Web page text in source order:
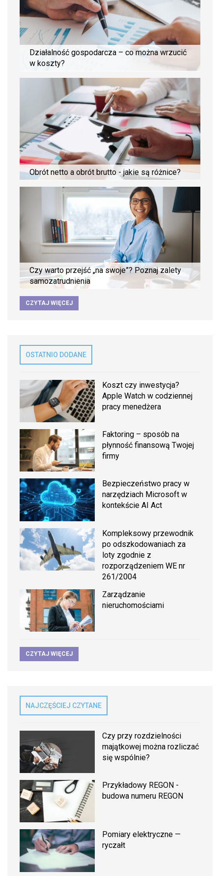
Działalność gospodarcza – co można wrzucić
w koszty?
Obrót netto a obrót brutto - jakie są różnice?
Czy warto przejść „na swoje”? Poznaj zalety
samozatrudnienia
CZYTAJ WIĘCEJ
OSTATNIO DODANE
Koszt czy inwestycja?
Apple Watch w codziennej
pracy menedżera
Faktoring – sposób na
płynność finansową Twojej
firmy
Bezpieczeństwo pracy w
narzędziach Microsoft w
kontekście AI Act
Kompleksowy przewodnik
po odszkodowaniach za
loty zgodnie z
rozporządzeniem WE nr
261/2004
Zarządzanie
nieruchomościami
CZYTAJ WIĘCEJ
NAJCZĘŚCIEJ CZYTANE
Czy przy rozdzielności
majątkowej można rozliczać
się wspólnie?
Przykładowy REGON -
budowa numeru REGON
Pomiary elektryczne —
ryczałt